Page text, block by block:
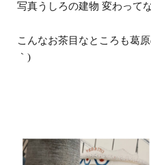
写真うしろの建物 変わって
こんなお茶目なところも葛
｀)